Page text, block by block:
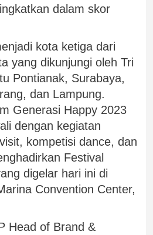
dalam skor
kota ketiga dari
yang dikunjungi oleh Tri
Pontianak, Surabaya,
dan Lampung.
Generasi Happy 2023
dengan kegiatan
kompetisi dance, dan
Festival
digelar hari ini di
Convention Center,
Head of Brand &